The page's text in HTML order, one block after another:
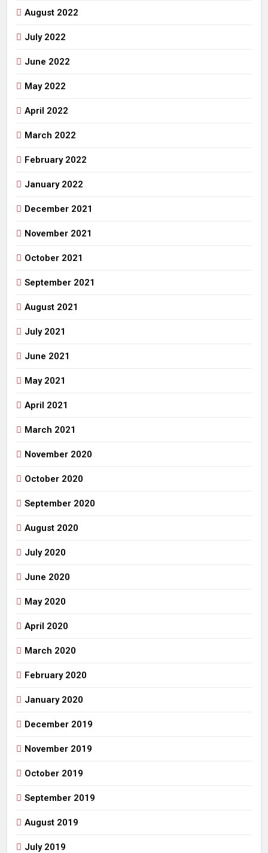
August 2022
July 2022
June 2022
May 2022
April 2022
March 2022
February 2022
January 2022
December 2021
November 2021
October 2021
September 2021
August 2021
July 2021
June 2021
May 2021
April 2021
March 2021
November 2020
October 2020
September 2020
August 2020
July 2020
June 2020
May 2020
April 2020
March 2020
February 2020
January 2020
December 2019
November 2019
October 2019
September 2019
August 2019
July 2019